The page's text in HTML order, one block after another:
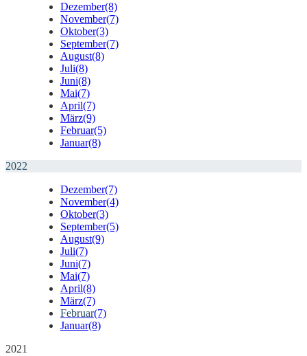
Dezember(8)
November(7)
Oktober(3)
September(7)
August(8)
Juli(8)
Juni(8)
Mai(7)
April(7)
März(9)
Februar(5)
Januar(8)
2022
Dezember(7)
November(4)
Oktober(3)
September(5)
August(9)
Juli(7)
Juni(7)
Mai(7)
April(8)
März(7)
Februar(7)
Januar(8)
2021